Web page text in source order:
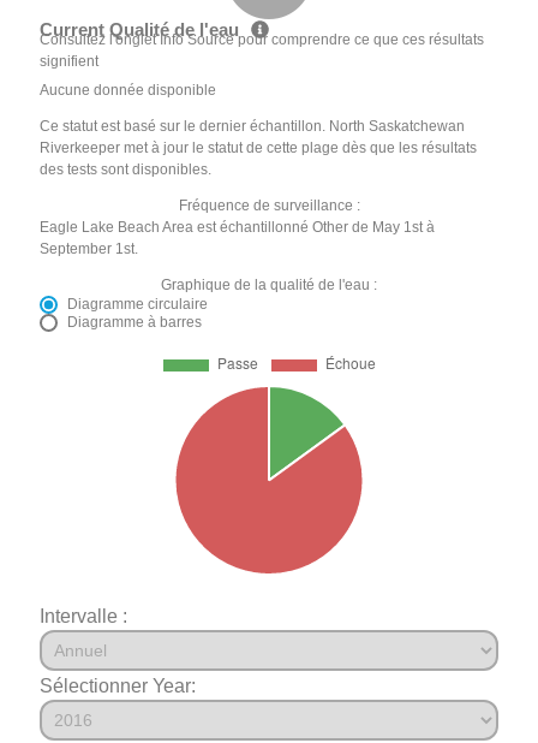
Current Qualité de l'eau
Consultez l'onglet Info Source pour comprendre ce que ces résultats
signifient
Aucune donnée disponible
Ce statut est basé sur le dernier échantillon. North Saskatchewan
Riverkeeper met à jour le statut de cette plage dès que les résultats
des tests sont disponibles.
Fréquence de surveillance :
Eagle Lake Beach Area est échantillonné Other de May 1st à
September 1st.
Graphique de la qualité de l'eau :
Diagramme circulaire
Diagramme à barres
Intervalle :
Sélectionner Year: